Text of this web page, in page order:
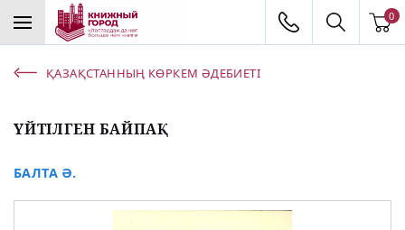
0
ҚАЗАҚСТАННЫҢ КӨРКЕМ ӘДЕБИЕТІ
ҮЙТІЛГЕН БАЙПАҚ
БАЛТА Ә.